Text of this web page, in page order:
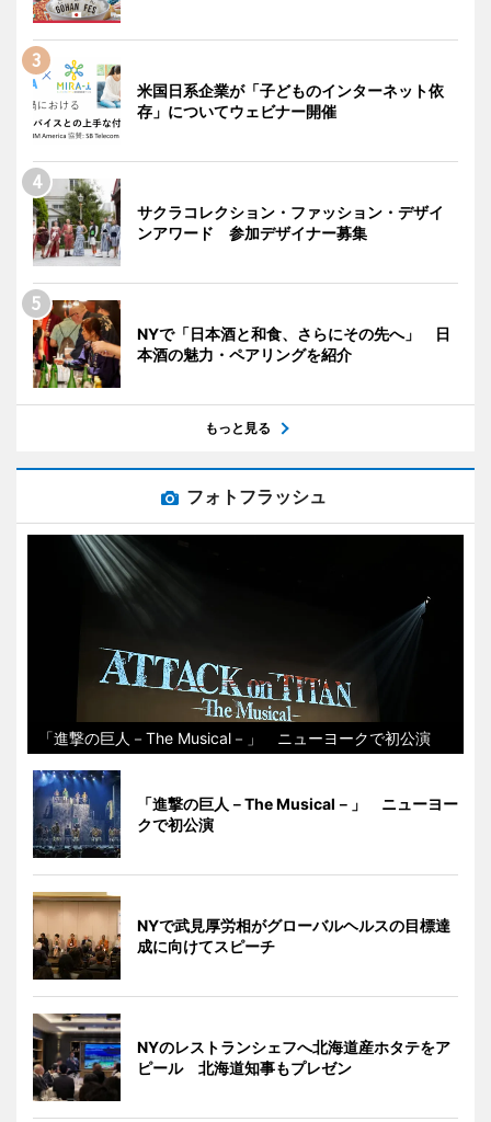
米国日系企業が「子どものインターネット依
存」についてウェビナー開催
サクラコレクション・ファッション・デザイ
ンアワード 参加デザイナー募集
NYで「日本酒と和食、さらにその先へ」 日
本酒の魅力・ペアリングを紹介
もっと見る
フォトフラッシュ
「進撃の巨人－The Musical－」 ニューヨークで初公演
「進撃の巨人－The Musical－」 ニューヨー
クで初公演
NYで武見厚労相がグローバルヘルスの目標達
成に向けてスピーチ
NYのレストランシェフへ北海道産ホタテをア
ピール 北海道知事もプレゼン